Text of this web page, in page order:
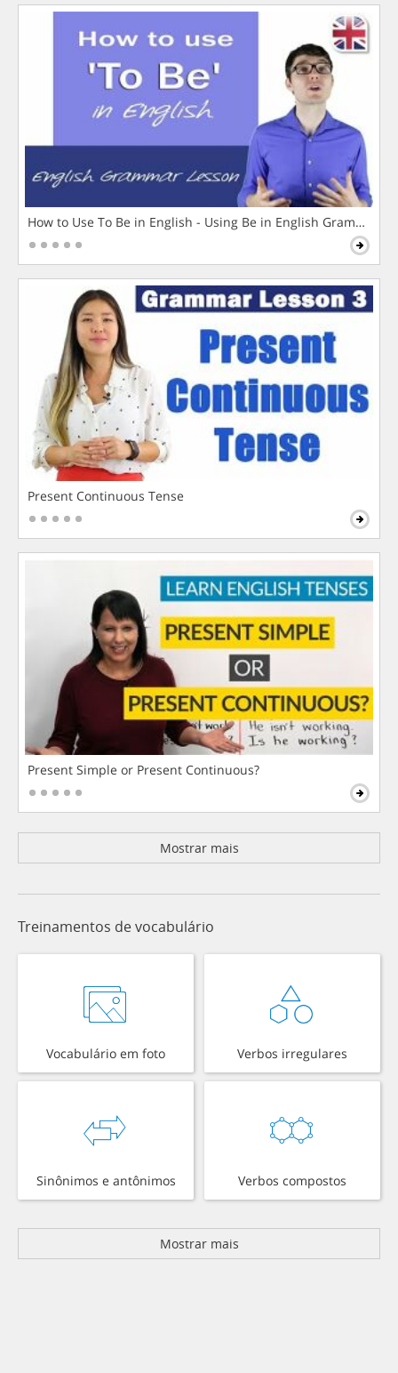
How to Use To Be in English - Using Be in English Grammar
Present Continuous Tense
Present Simple or Present Continuous?
Mostrar mais
Treinamentos de vocabulário
Vocabulário em foto Verbos irregulares
Sinônimos e antônimos Verbos compostos
Mostrar mais